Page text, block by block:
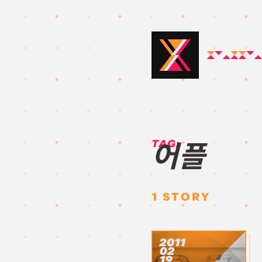
TAG:
어플
1 STORY
2011
02